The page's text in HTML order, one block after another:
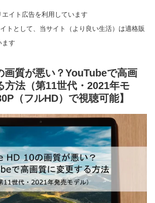
エイト広告を利用しています
トとして、当サイト（より良い生活）は適格販
ます
画質が悪い？YouTubeで高画
方法（第11世代・2021年モ
（フルHD）で視聴可能】